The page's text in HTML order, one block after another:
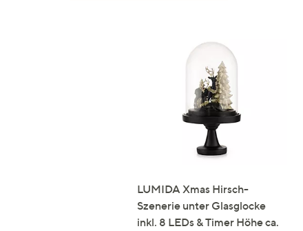
LUMIDA Xmas Hirsch-
Szenerie unter Glasglocke
inkl. 8 LEDs & Timer Höhe ca.